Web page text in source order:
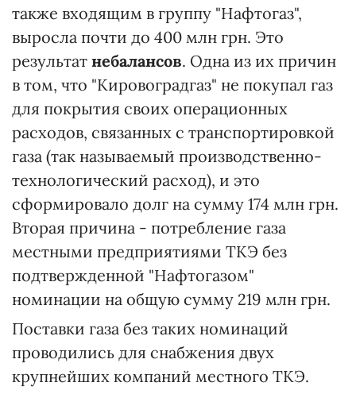
также входящим в группу "Нафтогаз",
выросла почти до 400 млн грн. Это
результат небалансов. Одна из их причин
в том, что "Кировоградгаз" не покупал газ
для покрытия своих операционных
расходов, связанных с транспортировкой
газа (так называемый производственно-
технологический расход), и это
сформировало долг на сумму 174 млн грн.
Вторая причина - потребление газа
местными предприятиями ТКЭ без
подтвержденной "Нафтогазом"
номинации на общую сумму 219 млн грн.
Поставки газа без таких номинаций
проводились для снабжения двух
крупнейших компаний местного ТКЭ.